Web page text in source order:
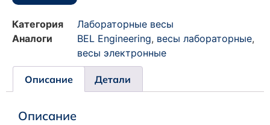
Категория
Лабораторные весы
Аналоги
BEL Engineering, весы лабораторные,
весы электронные
Описание Детали
Описание